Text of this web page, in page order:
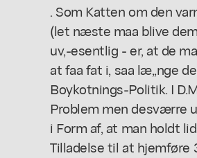
. Som Katten om den
(let næste maa blive
uv,-esentlig - er, at de
at faa fat i, saa læ,,nge
Boykotnings-Politik. I
Problem men desværre
i Form af, at man holdt
Tilladelse til at hjemføre